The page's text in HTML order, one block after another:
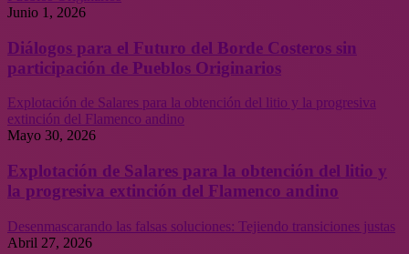
Junio 1, 2026
Diálogos para el Futuro del Borde Costeros sin
participación de Pueblos Originarios
Explotación de Salares para la obtención del litio y la progresiva
extinción del Flamenco andino
Mayo 30, 2026
Explotación de Salares para la obtención del litio y
la progresiva extinción del Flamenco andino
Desenmascarando las falsas soluciones: Tejiendo transiciones justas
Abril 27, 2026